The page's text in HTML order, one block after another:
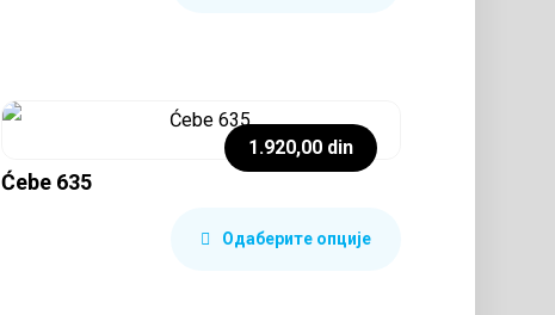
Ćebe 635
1.920,00 din
Одаберите опције